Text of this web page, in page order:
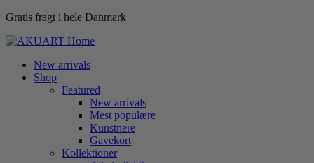
Gratis fragt i hele Danmark
New arrivals
Shop
Featured
New arrivals
Mest populære
Kunstnere
Gavekort
Kollektioner